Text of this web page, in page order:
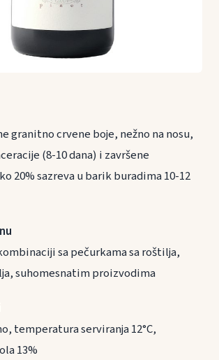
granitno crvene boje, nežno na nosu,
(8-10 dana) i završene
20% sazreva u barik buradima 10-12
sa pečurkama sa roštilja,
suhomesnatim proizvodima
temperatura serviranja 12°C,
13%